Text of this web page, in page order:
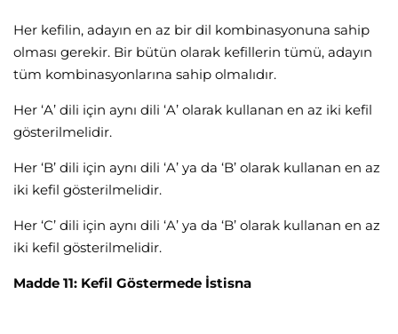
Her kefilin, adayın en az bir dil kombinasyonuna sahip
olması gerekir. Bir bütün olarak kefillerin tümü, adayın
tüm kombinasyonlarına sahip olmalıdır.
Her ‘A’ dili için aynı dili ‘A’ olarak kullanan en az iki kefil
gösterilmelidir.
Her ‘B’ dili için aynı dili ‘A’ ya da ‘B’ olarak kullanan en az
iki kefil gösterilmelidir.
Her ‘C’ dili için aynı dili ‘A’ ya da ‘B’ olarak kullanan en az
iki kefil gösterilmelidir.
Madde 11: Kefil Göstermede İstisna